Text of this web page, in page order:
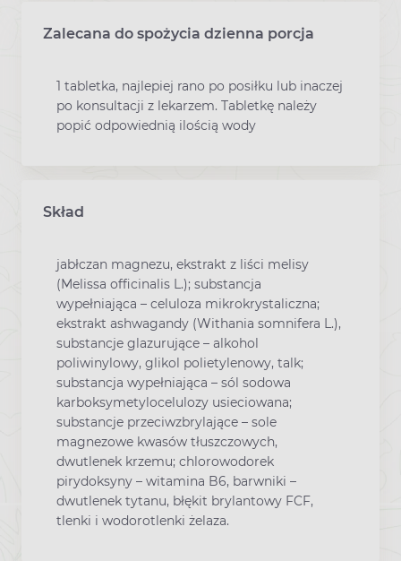
Zalecana do spożycia dzienna porcja
1 tabletka, najlepiej rano po posiłku lub inaczej
po konsultacji z lekarzem. Tabletkę należy
popić odpowiednią ilością wody
Skład
jabłczan magnezu, ekstrakt z liści melisy
(Melissa officinalis L.); substancja
wypełniająca – celuloza mikrokrystaliczna;
ekstrakt ashwagandy (Withania somnifera L.),
substancje glazurujące – alkohol
poliwinylowy, glikol polietylenowy, talk;
substancja wypełniająca – sól sodowa
karboksymetylocelulozy usieciowana;
substancje przeciwzbrylające – sole
magnezowe kwasów tłuszczowych,
dwutlenek krzemu; chlorowodorek
pirydoksyny – witamina B6, barwniki –
dwutlenek tytanu, błękit brylantowy FCF,
tlenki i wodorotlenki żelaza.